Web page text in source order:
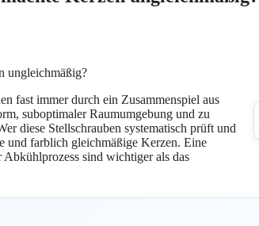
fast immer durch ein Zusammenspiel aus
suboptimaler Raumumgebung und zu
diese Stellschrauben systematisch prüft und
und farblich gleichmäßige Kerzen. Eine
sind wichtiger als das